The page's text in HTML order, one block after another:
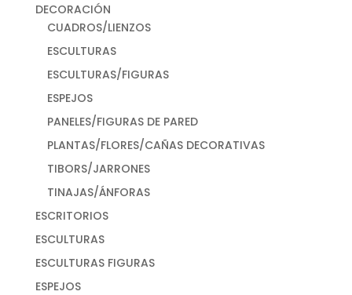
DECORACIÓN
CUADROS/LIENZOS
ESCULTURAS
ESCULTURAS/FIGURAS
ESPEJOS
PANELES/FIGURAS DE PARED
PLANTAS/FLORES/CAÑAS DECORATIVAS
TIBORS/JARRONES
TINAJAS/ÁNFORAS
ESCRITORIOS
ESCULTURAS
ESCULTURAS FIGURAS
ESPEJOS